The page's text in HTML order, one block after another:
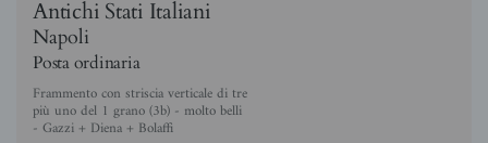
Antichi Stati Italiani
Napoli
Posta ordinaria
Frammento con striscia verticale di tre
più uno del 1 grano (3b) - molto belli
- Gazzi + Diena + Bolaffi